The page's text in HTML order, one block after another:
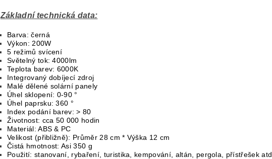
Základní technická data:
Barva: černá
Výkon: 200W
5 režimů svícení
Světelný tok: 4000lm
Teplota barev: 6000K
Integrovaný dobíjecí zdroj
Malé dělené solární panely
Úhel sklopení: 0-90 °
Úhel paprsku: 360 °
Index podání barev: > 80
Životnost: cca 50 000 hodin
Materiál: ABS & PC
Velikost (přibližně): Průměr 28 cm * Výška 12 cm
Čistá hmotnost: Asi 350 g
Použití: stanovaní, rybaření, turistika, kempování, altán, pergola, přístřešek atd.